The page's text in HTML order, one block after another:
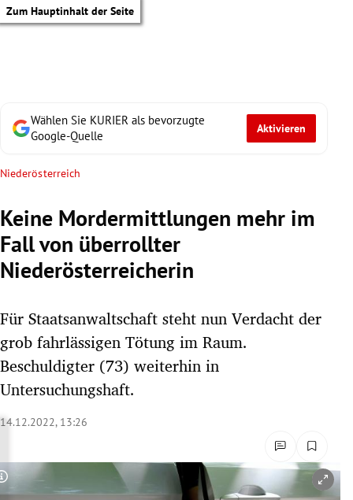
Zum Hauptinhalt der Seite
Untermenü
Untermenü
Wählen Sie KURIER als bevorzugte
Google-Quelle
Aktivieren
Niederösterreich
Keine Mordermittlungen mehr im
Fall von überrollter
Niederösterreicherin
Für Staatsanwaltschaft steht nun Verdacht der
grob fahrlässigen Tötung im Raum.
Beschuldigter (73) weiterhin in
Untersuchungshaft.
14.12.2022, 13:26
Copyright-Hinweis öffnen/schließen